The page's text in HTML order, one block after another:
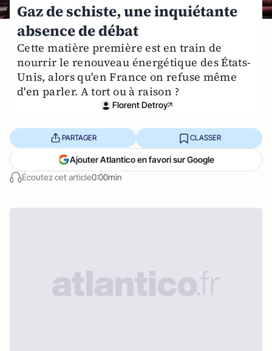
Gaz de schiste, une inquiétante
absence de débat
Cette matière première est en train de
nourrir le renouveau énergétique des États-
Unis, alors qu'en France on refuse même
d'en parler. A tort ou à raison ?
Florent Detroy
Écoutez cet article0:00min
PARTAGER CLASSER
Ajouter Atlantico en favori sur Google